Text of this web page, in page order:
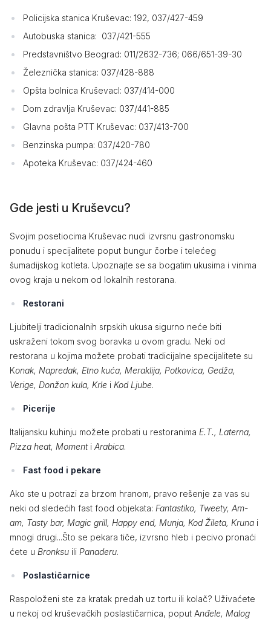
Policijska stanica Kruševac: 192, 037/427-459
Autobuska stanica: 037/421-555
Predstavništvo Beograd: 011/2632-736; 066/651-39-30
Železnička stanica: 037/428-888
Opšta bolnica Kruševacl: 037/414-000
Dom zdravlja Kruševac: 037/441-885
Glavna pošta PTT Kruševac: 037/413-700
Benzinska pumpa: 037/420-780
Apoteka Kruševac: 037/424-460
Gde jesti u Kruševcu?
Svojim posetiocima Kruševac nudi izvrsnu gastronomsku
ponudu i specijalitete poput bungur čorbe i telećeg
šumadijskog kotleta. Upoznajte se sa bogatim ukusima i vinima
ovog kraja u nekom od lokalnih restorana.
Restorani
Ljubitelji tradicionalnih srpskih ukusa sigurno neće biti
uskraženi tokom svog boravka u ovom gradu. Neki od
restorana u kojima možete probati tradicijalne specijalitete su
Konak, Napredak, Etno kuća, Meraklija, Potkovica, Gedža,
Verige, Donžon kula, Krle i Kod Ljube.
Picerije
Italijansku kuhinju možete probati u restoranima E.T., Laterna,
Pizza heat, Momenti Arabica.
Fast food i pekare
Ako ste u potrazi za brzom hranom, pravo rešenje za vas su
neki od sledećih fast food objekata: Fantastiko, Tweety, Am-
am, Tasty bar, Magic grill, Happy end, Munja, Kod Žileta, Kruna i
mnogi drugi...Što se pekara tiče, izvrsno hleb i pecivo pronaći
ćete u Bronksu ili Panaderu.
Poslastičarnice
Raspoloženi ste za kratak predah uz tortu ili kolač? Uživaćete
u nekoj od kruševačkih poslastičarnica, poput Anđele, Malog